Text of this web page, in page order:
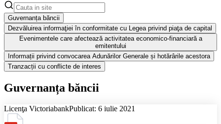
Guvernanța băncii
Dezvăluirea informaţiei în conformitate cu Legea privind piaţa de capital
Evenimentele care afectează activitatea economico-financiară a
emitentului
Informații privind convocarea Adunărilor Generale și hotărârile acestora
Tranzacții cu conflicte de interes
Guvernanța băncii
Licenţa VictoriabankPublicat: 6 iulie 2021